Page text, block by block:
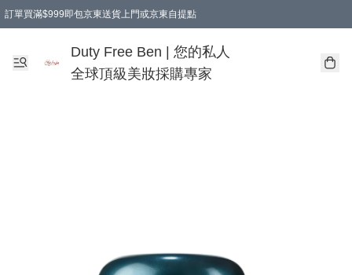
訂單買滿$999即包京東送貨上門或京東自提點
Duty Free Ben | 您的私人
全球頂級美妝採購專家